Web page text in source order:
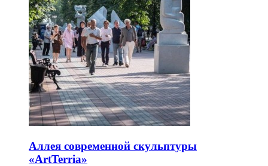
Аллея современной скульптуры
«ArtTerria»